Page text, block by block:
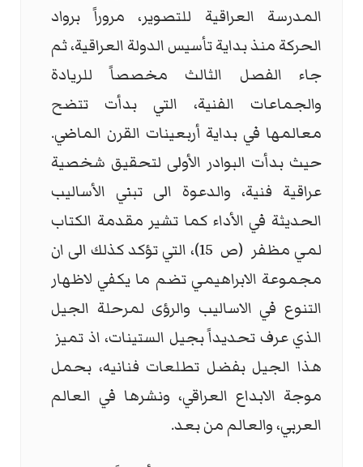
المدرسة العراقية للتصوير، مروراً برواد
الحركة منذ بداية تأسيس الدولة العراقية، ثم
جاء الفصل الثالث مخصصاً للريادة
والجماعات الفنية، التي بدأت تتضح
معالمها في بداية أربعينات القرن الماضي.
حيث بدأت البوادر الأولى لتحقيق شخصية
عراقية فنية، والدعوة الى تبني الأساليب
الحديثة في الأداء كما تشير مقدمة الكتاب
لمي مظفر (ص 15)، التي تؤكد كذلك الى ان
مجموعة الابراهيمي تضم ما يكفي لاظهار
التنوع في الاساليب والرؤى لمرحلة الجيل
الذي عرف تحديداً بجيل الستينات، اذ تميز
هذا الجيل بفضل تطلعات فنانيه، بحمل
موجة الابداع العراقي، ونشرها في العالم
العربي، والعالم من بعد.